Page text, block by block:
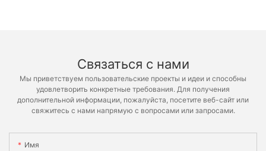
Связаться с нами
Мы приветствуем пользовательские проекты и идеи и способны
удовлетворить конкретные требования. Для получения
дополнительной информации, пожалуйста, посетите веб-сайт или
свяжитесь с нами напрямую с вопросами или запросами.
Имя